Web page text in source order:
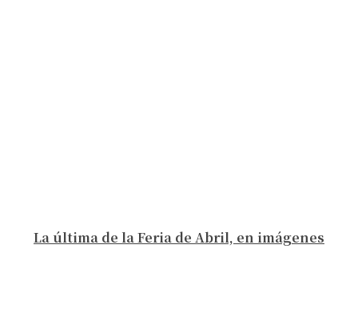
La última de la Feria de Abril, en imágenes